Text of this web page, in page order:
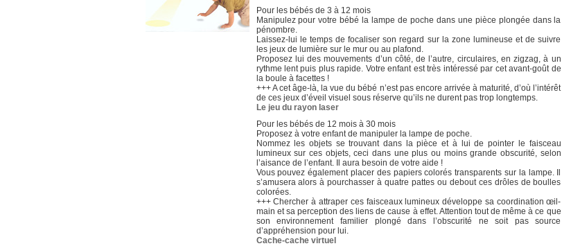
Pour les bébés de 3 à 12 mois
Manipulez pour votre bébé la lampe de poche dans une pièce plongée dans la
pénombre.
Laissez-lui le temps de focaliser son regard sur la zone lumineuse et de suivre
les jeux de lumière sur le mur ou au plafond.
Proposez lui des mouvements d’un côté, de l’autre, circulaires, en zigzag, à un
rythme lent puis plus rapide. Votre enfant est très intéressé par cet avant-goût de
la boule à facettes !
+++ A cet âge-là, la vue du bébé n’est pas encore arrivée à maturité, d’où l’intérêt
de ces jeux d’éveil visuel sous réserve qu’ils ne durent pas trop longtemps.
Le jeu du rayon laser
Pour les bébés de 12 mois à 30 mois
Proposez à votre enfant de manipuler la lampe de poche.
Nommez les objets se trouvant dans la pièce et à lui de pointer le faisceau
lumineux sur ces objets, ceci dans une plus ou moins grande obscurité, selon
l’aisance de l’enfant. Il aura besoin de votre aide !
Vous pouvez également placer des papiers colorés transparents sur la lampe. Il
s’amusera alors à pourchasser à quatre pattes ou debout ces drôles de boulles
colorées.
+++ Chercher à attraper ces faisceaux lumineux développe sa coordination œil-
main et sa perception des liens de cause à effet. Attention tout de même à ce que
son environnement familier plongé dans l’obscurité ne soit pas source
d’appréhension pour lui.
Cache-cache virtuel